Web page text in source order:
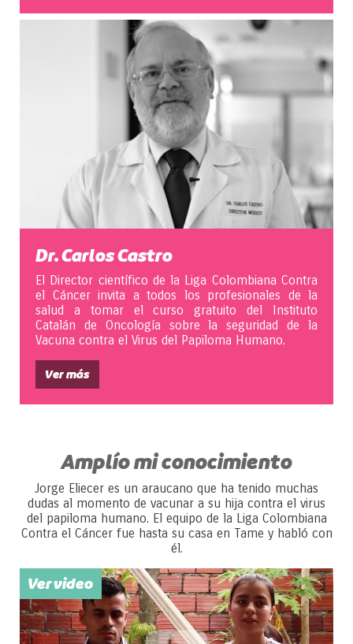
Dr. Carlos Castro
El Director científico de la Liga Colombiana Contra
el Cáncer invita a todos los profesionales de la
salud a tomar el curso gratuito del Instituto
Catalán de Oncología sobre la seguridad de la
Vacuna contra el Virus del Papiloma Humano.
Ver más
Amplío mi conocimiento
Jorge Eliecer es un araucano que ha tenido muchas
dudas al momento de vacunar a su hija contra el virus
del papiloma humano. El equipo de la Liga Colombiana
Contra el Cáncer fue hasta su casa en Tame y habló con
él.
Ver video